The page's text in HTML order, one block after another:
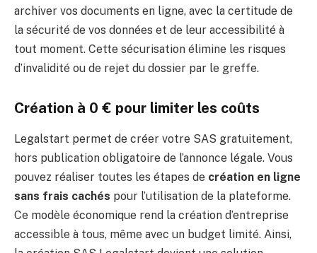
archiver vos documents en ligne, avec la certitude de
la sécurité de vos données et de leur accessibilité à
tout moment. Cette sécurisation élimine les risques
d’invalidité ou de rejet du dossier par le greffe.
Création à 0 € pour limiter les coûts
Legalstart permet de créer votre SAS gratuitement,
hors publication obligatoire de l’annonce légale. Vous
pouvez réaliser toutes les étapes de création en ligne
sans frais cachés pour l’utilisation de la plateforme.
Ce modèle économique rend la création d’entreprise
accessible à tous, même avec un budget limité. Ainsi,